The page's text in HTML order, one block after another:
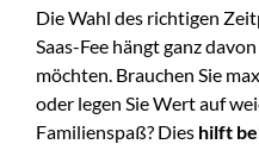
Die Wahl des richtigen
Saas-Fee hängt ganz
möchten. Brauchen Sie
oder legen Sie Wert auf
Familienspaß? Dies hilft